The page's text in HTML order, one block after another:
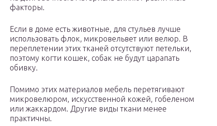
факторы.
Если в доме есть животные, для стульев лучше
использовать флок, микровельвет или велюр. В
переплетении этих тканей отсутствуют петельки,
поэтому когти кошек, собак не будут царапать
обивку.
Помимо этих материалов мебель перетягивают
микровелюром, искусственной кожей, гобеленом
или жаккардом. Другие виды ткани менее
практичны.